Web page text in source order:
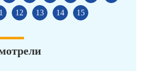
12 13 14 15